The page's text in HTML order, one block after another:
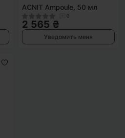
ACNIT Ampoule, 50 мл
0
2 565 ₴
Уведомить меня